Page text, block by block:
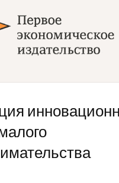
content